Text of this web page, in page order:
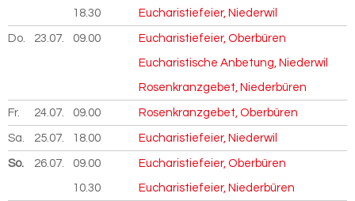
18.30 Eucharistiefeier, Niederwil
Do. 23.07. 2026
09.00 Eucharistiefeier, Oberbüren
Eucharistische Anbetung, Niederwil
Rosenkranzgebet, Niederbüren
Fr. 24.07. 2026
09.00 Rosenkranzgebet, Oberbüren
Sa. 25.07. 2026
18.00 Eucharistiefeier, Niederwil
So. 26.07. 2026
09.00 Eucharistiefeier, Oberbüren
10.30 Eucharistiefeier, Niederbüren